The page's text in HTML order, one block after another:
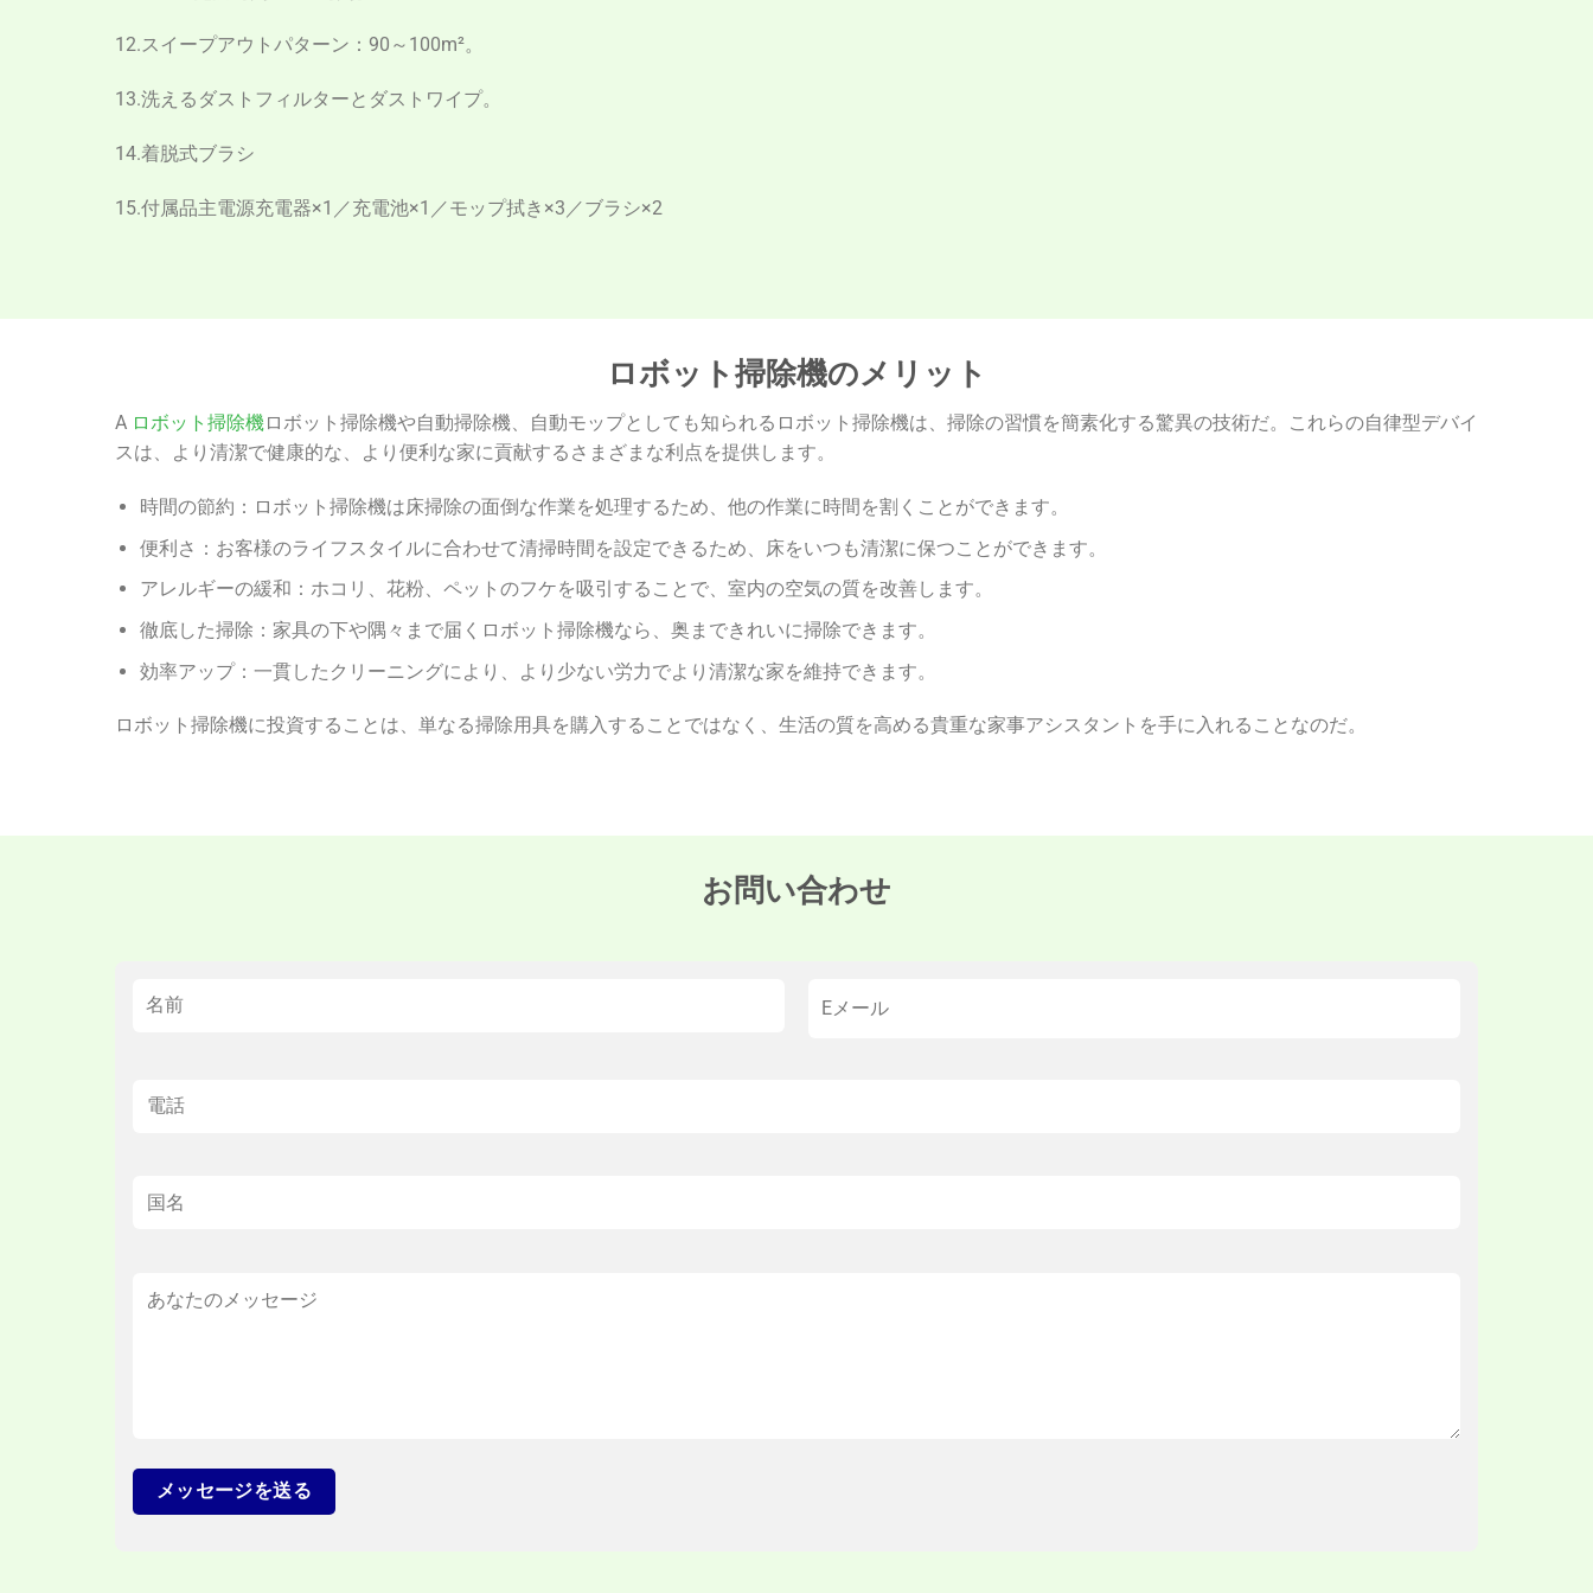
12.スイープアウトパターン：90～100m²。
13.洗えるダストフィルターとダストワイプ。
14.着脱式ブラシ
15.付属品主電源充電器×1／充電池×1／モップ拭き×3／ブラシ×2
ロボット掃除機のメリット
A ロボット掃除機ロボット掃除機や自動掃除機、自動モップとしても知られるロボット掃除機は、掃除の習慣を簡素化する驚異の技術だ。これらの自律型デバイ
スは、より清潔で健康的な、より便利な家に貢献するさまざまな利点を提供します。
時間の節約：ロボット掃除機は床掃除の面倒な作業を処理するため、他の作業に時間を割くことができます。
便利さ：お客様のライフスタイルに合わせて清掃時間を設定できるため、床をいつも清潔に保つことができます。
アレルギーの緩和：ホコリ、花粉、ペットのフケを吸引することで、室内の空気の質を改善します。
徹底した掃除：家具の下や隅々まで届くロボット掃除機なら、奥まできれいに掃除できます。
効率アップ：一貫したクリーニングにより、より少ない労力でより清潔な家を維持できます。
ロボット掃除機に投資することは、単なる掃除用具を購入することではなく、生活の質を高める貴重な家事アシスタントを手に入れることなのだ。
お問い合わせ